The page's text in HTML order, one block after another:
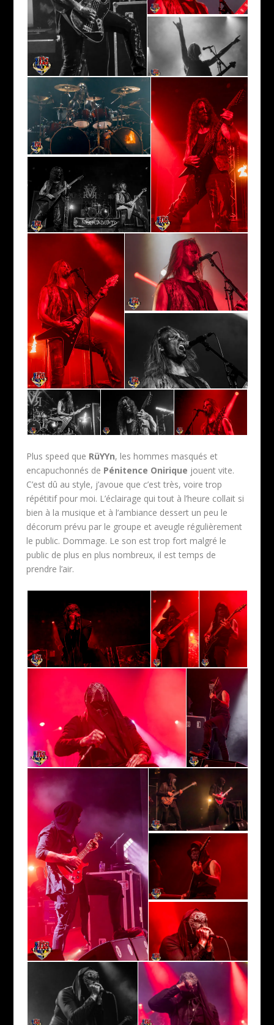
Plus speed que RüYYn, les hommes masqués et
encapuchonnés de Pénitence Onirique jouent vite.
C’est dû au style, j’avoue que c’est très, voire trop
répétitif pour moi. L’éclairage qui tout à l’heure collait si
bien à la musique et à l’ambiance dessert un peu le
décorum prévu par le groupe et aveugle régulièrement
le public. Dommage. Le son est trop fort malgré le
public de plus en plus nombreux, il est temps de
prendre l’air.